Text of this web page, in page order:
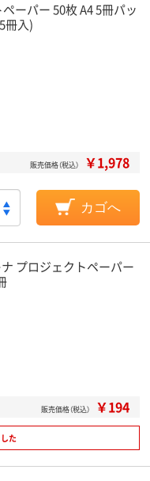
ーパー 50枚 A4 5冊パッ
冊入)
販売価格（税込） ￥1,978
カゴへ
ナ プロジェクトペーパー
販売価格（税込） ￥194
た